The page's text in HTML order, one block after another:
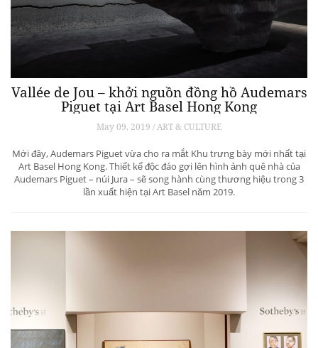
Vallée de Jou – khởi nguồn đồng hồ Audemars
Piguet tại Art Basel Hong Kong
May 09, 2019 / ART & CULTURE
Mới đây, Audemars Piguet vừa cho ra mắt Khu trưng bày mới nhất tại
Art Basel Hong Kong. Thiết kế độc đáo gợi lên hình ảnh quê nhà của
Audemars Piguet – núi Jura – sẽ song hành cùng thương hiệu trong 3
lần xuất hiện tại Art Basel năm 2019.